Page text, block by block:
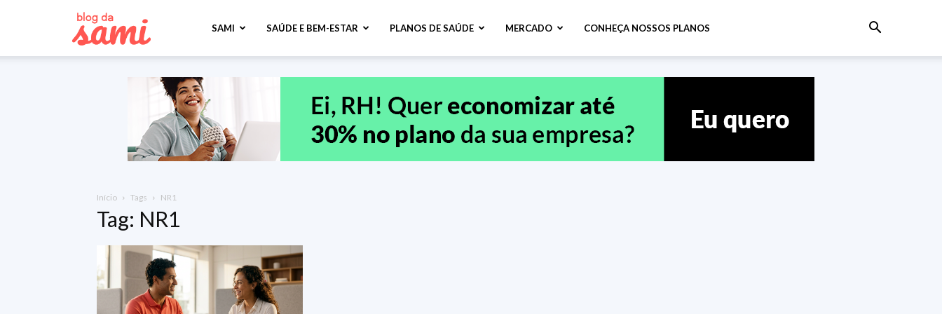
Saúde
SAMI SAÚDE E BEM-ESTAR PLANOS DE SAÚDE MERCADO CONHEÇA NOSSOS PLANOS
Início Tags NR1
Tag: NR1